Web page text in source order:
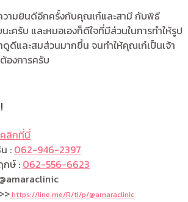
ามยินดีอีกครั้งกับคุณเก๋และสามี กับพิธี
ะครับ และหมอเองก็ดีใจที่มีส่วนในการทำให้รูป
ดีและสมส่วนมากขึ้น จนทำให้คุณเก๋เป็นเจ้า
องการครับ
คลิกที่นี่
: 062-946-2397
กษ์ : 062-556-6623
https://line.me/R/ti/p/@amaraclinic